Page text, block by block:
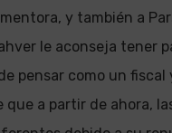
y también a
le aconseja tener
pensar como un fiscal
que a partir de ahora,